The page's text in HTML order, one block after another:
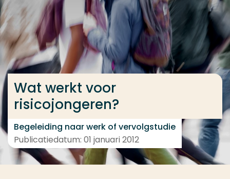
Ga direct naar de content
... > Medewerkers
Wat werkt voor
risicojongeren?
Begeleiding naar werk of vervolgstudie
Publicatiedatum: 01 januari 2012
Veel gezocht
Opleiding
Contact